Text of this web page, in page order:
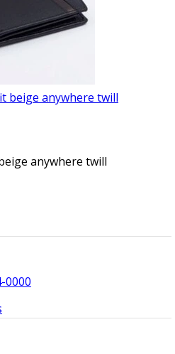
anywhere twill
0000